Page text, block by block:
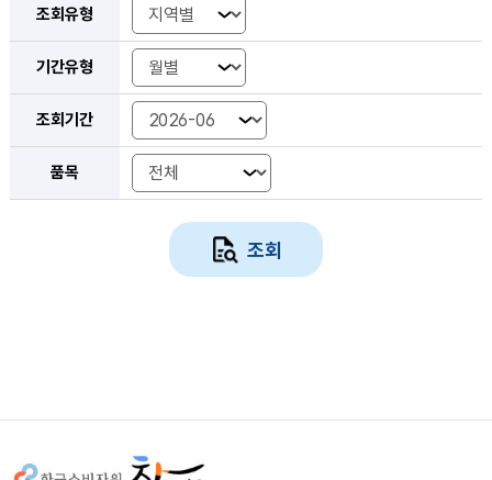
조회유형
기간유형
조회기간
품목
조회